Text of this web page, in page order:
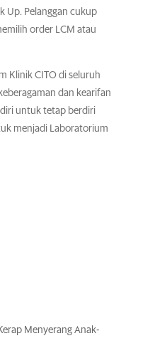
Up. Pelanggan cukup
order LCM atau
Klinik CITO di seluruh
dan kearifan
untuk tetap berdiri
menjadi Laboratorium
Menyerang Anak-